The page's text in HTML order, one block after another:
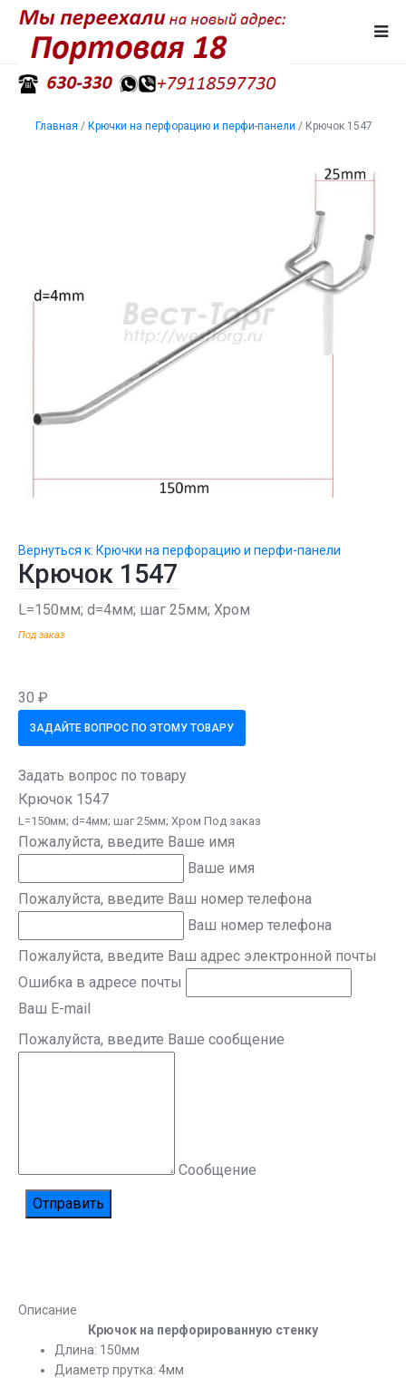
Главная / Крючки на перфорацию и перфи-панели / Крючок 1547
Вернуться к: Крючки на перфорацию и перфи-панели
Крючок 1547
L=150мм; d=4мм; шаг 25мм; Хром
Под заказ
30 ₽
ЗАДАЙТЕ ВОПРОС ПО ЭТОМУ ТОВАРУ
Задать вопрос по товару
Крючок 1547
L=150мм; d=4мм; шаг 25мм; Хром Под заказ
Пожалуйста, введите Ваше имя
Ваше имя
Пожалуйста, введите Ваш номер телефона
Ваш номер телефона
Пожалуйста, введите Ваш адрес электронной почты
Ошибка в адресе почты
Ваш E-mail
Пожалуйста, введите Ваше сообщение
Сообщение
Описание
Крючок на перфорированную стенку
Длина: 150мм
Диаметр прутка: 4мм